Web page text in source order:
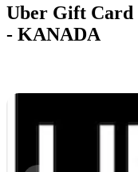
Uber Gift Card
- KANADA